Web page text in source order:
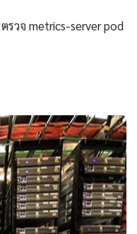
ตรวจ metrics-server pod